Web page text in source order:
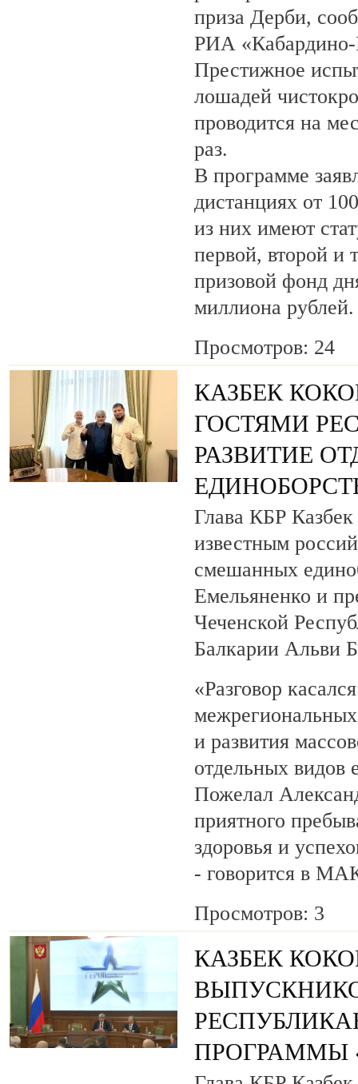
приза Дерби,
РИА «Кабардино-
Престижное
лошадей
проводится на
раз.
В программе
дистанциях от
из них имеют
первой, второй и
призовой фонд
миллиона рублей.
Просмотров: 24
КАЗБЕК
ГОСТЯМИ
РАЗВИТИЕ
Глава КБР Казбек
известным
смешанных
Емельяненко и
Чеченской
Балкарии Альви
«Разговор
и развития
отдельных видов
Пожелал
приятного
здоровья и
- говорится в
Просмотров: 3
КАЗБЕК
ПРОГРАММЫ